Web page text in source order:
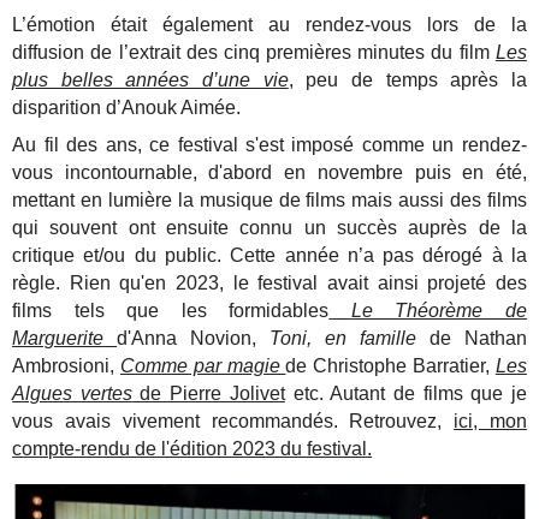
L’émotion était également au rendez-vous lors de la
diffusion de l’extrait des cinq premières minutes du film Les
plus belles années d’une vie, peu de temps après la
disparition d’Anouk Aimée.
Au fil des ans, ce festival s'est imposé comme un rendez-
vous incontournable, d'abord en novembre puis en été,
mettant en lumière la musique de films mais aussi des films
qui souvent ont ensuite connu un succès auprès de la
critique et/ou du public. Cette année n’a pas dérogé à la
règle. Rien qu'en 2023, le festival avait ainsi projeté des
films tels que les formidables
Le Théorème de
Marguerite
d'Anna Novion, Toni, en famille de Nathan
Ambrosioni, Comme par magiede Christophe Barratier, Les
Algues vertesde Pierre Jolivetetc. Autant de films que je
vous avais vivement recommandés. Retrouvez, ici, mon
compte-rendu de l'édition 2023 du festival.